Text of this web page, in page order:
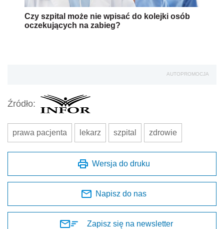
Czy szpital może nie wpisać do kolejki osób
oczekujących na zabieg?
AUTOPROMOCJA
Źródło:
prawa pacjenta lekarz szpital zdrowie
Wersja do druku
Napisz do nas
Zapisz się na newsletter